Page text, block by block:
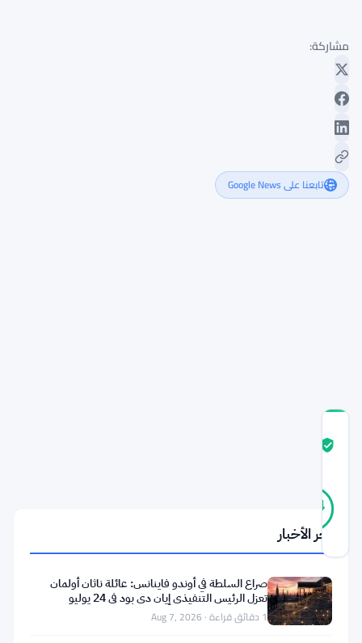
مشاركة:
تابعنا على Google News
94
تسعى
شركة
آخر الأخبار
صراع السلطة في أوندو فاينانس: عائلة ناثان أولمان
تعزل الرئيس التنفيذي إيان دي بود في 24 يوليو
1 دقائق قراءة · Aug 7, 2026